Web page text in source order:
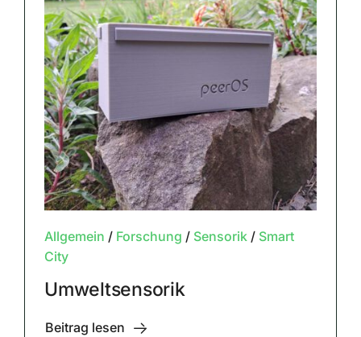
Allgemein / Forschung / Sensorik/ Smart
City
Umweltsensorik
Beitrag lesen